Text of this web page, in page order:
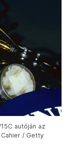
autóján az
/ Getty